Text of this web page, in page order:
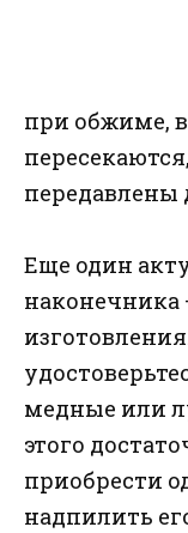
при обжиме,
передавлены
Еще один
наконечника
медные или
этого
приобрести
надпилить